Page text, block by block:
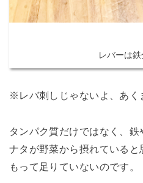
レバーは
※レバ刺しじゃないよ、あく
タンパク質だけではなく、
ナタが野菜から摂れていると
もって足りていないのです。